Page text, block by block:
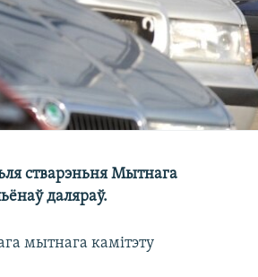
стварэньня Мытнага
даляраў.
мытнага камітэту